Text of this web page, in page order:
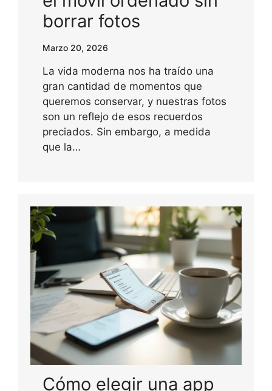
borrar fotos
Marzo 20, 2026
La vida moderna nos ha traído una
gran cantidad de momentos que
queremos conservar, y nuestras fotos
son un reflejo de esos recuerdos
preciados. Sin embargo, a medida
que la…
Cómo elegir una app